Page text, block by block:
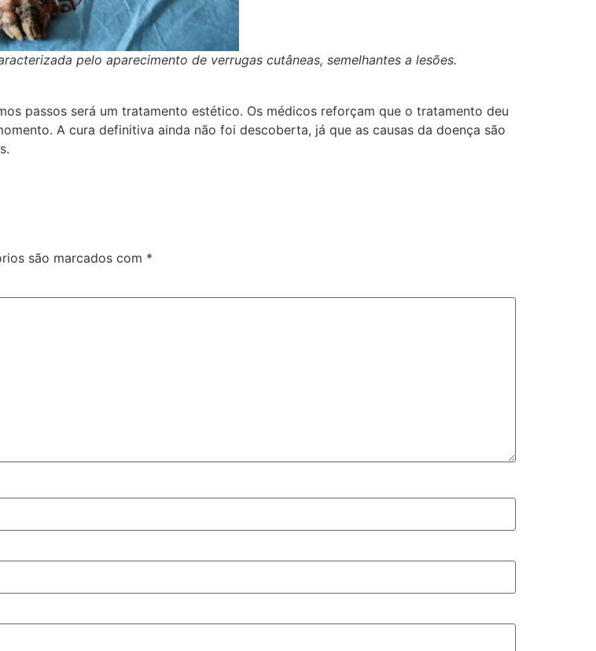
pelo aparecimento de verrugas cutâneas, semelhantes a lesões.
passos será um tratamento estético. Os médicos reforçam que o tratamento deu
A cura definitiva ainda não foi descoberta, já que as causas da doença são
são marcados com *